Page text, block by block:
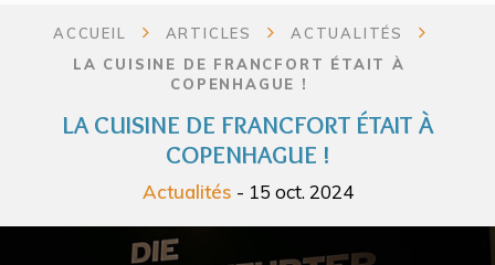
LA CUISINE DE FRANCFORT ÉTAIT À
COPENHAGUE !
Actualités - 15 oct. 2024
ACCUEIL ARTICLES
ACTUALITÉS
LA CUISINE DE FRANCFORT ÉTAIT À
COPENHAGUE !